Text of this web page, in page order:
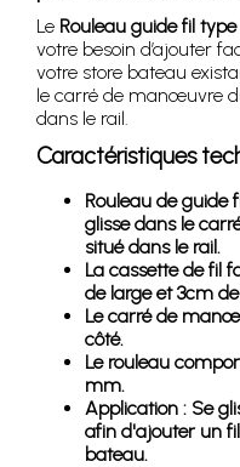
Le Rouleau guide fil
votre besoin d’ajouter
votre store bateau
le carré de manœuvre
dans le rail.
Caractéristiques
Rouleau de guide
glisse dans le
situé dans le rail.
La cassette de fil
de large et 3cm
Le carré de
côté.
Le rouleau
mm.
Application : Se
afin d'ajouter un
bateau.